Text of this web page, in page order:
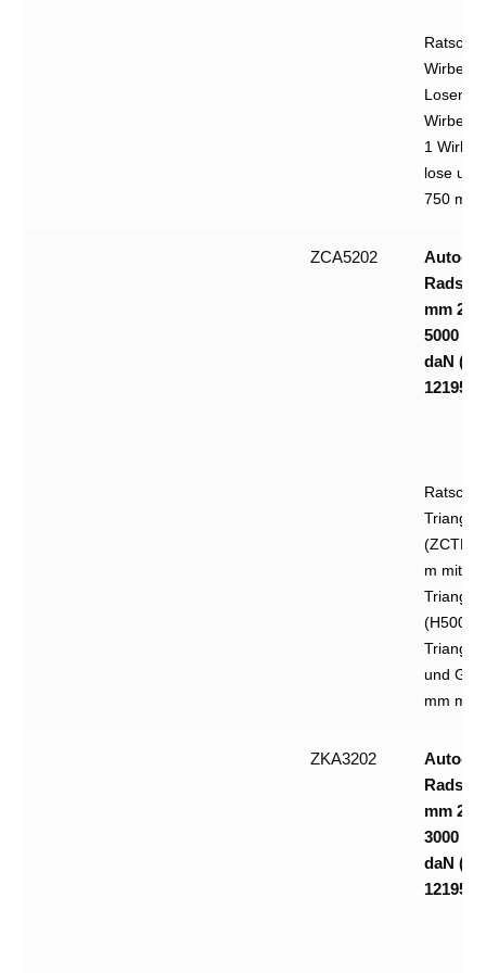
Ratsche
1
lose
750 mm
ZCA5202
Auto-
mm 2-
5000
daN
12195/2)
Ratsche
(ZCTH),
m mit
(H5009)
und
mm mit
ZKA3202
Auto-
mm 2-
3000
daN
12195/2)